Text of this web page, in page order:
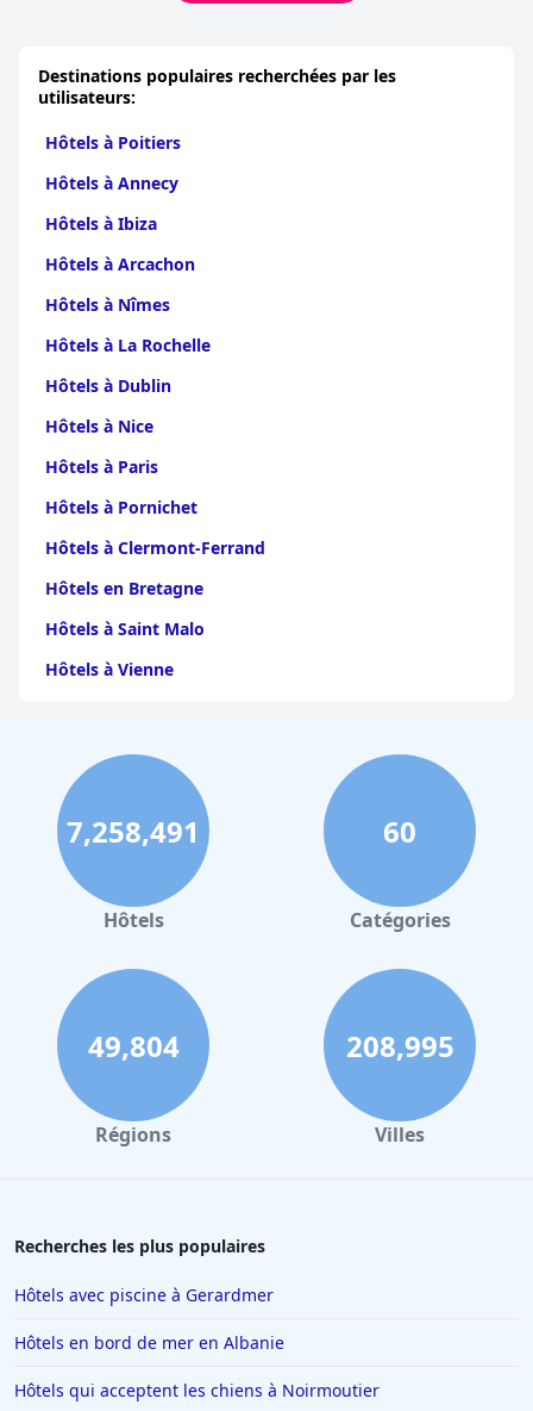
Destinations populaires recherchées par les
utilisateurs:
Hôtels à Poitiers
Hôtels à Annecy
Hôtels à Ibiza
Hôtels à Arcachon
Hôtels à Nîmes
Hôtels à La Rochelle
Hôtels à Dublin
Hôtels à Nice
Hôtels à Paris
Hôtels à Pornichet
Hôtels à Clermont-Ferrand
Hôtels en Bretagne
Hôtels à Saint Malo
Hôtels à Vienne
Hôtels à Perpignan
Hôtels au Grand-Bornand
Hôtels à Strasbourg
Hôtels à Valence
Hôtels à Gerardmer
Hôtels à Dole
Hôtels à Les Gets
Hôtels à Port Leucate
Hôtels à Périgueux
Hôtels à Rosny-sous-Bois
Hôtels à Monaco
7,258,491
Hôtels
60
Catégories
49,804
Régions
208,995
Villes
Recherches les plus populaires
Hôtels avec piscine à Gerardmer
Hôtels en bord de mer en Albanie
Hôtels qui acceptent les chiens à Noirmoutier